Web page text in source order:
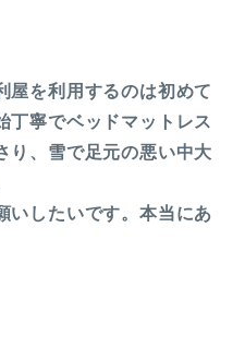
屋を利用するのは初めて
丁寧でベッドマットレス
り、雪で足元の悪い中大
いしたいです。本当にあ